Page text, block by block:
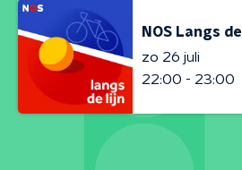
NOS Langs
zo 26 juli
22:00 - 23:00